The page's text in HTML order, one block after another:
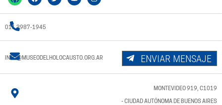
011 3987-1945
INFO@MUSEODELHOLOCAUSTO.ORG.AR ENVIAR MENSAJE
MONTEVIDEO 919, C1019
- CIUDAD AUTÓNOMA DE BUENOS AIRES